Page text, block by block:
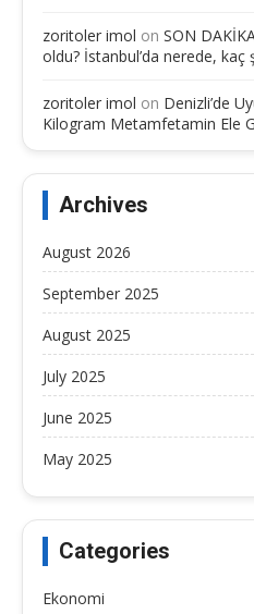
zoritoler imol on SON
oldu? İstanbul’da nerede, kaç
zoritoler imol on Denizli’de
Kilogram Metamfetamin Ele
Archives
August 2026
September 2025
August 2025
July 2025
June 2025
May 2025
Categories
Ekonomi